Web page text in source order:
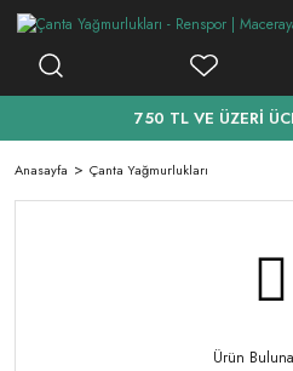
750 TL VE ÜZERİ
Anasayfa Çanta Yağmurlukları
Ürün